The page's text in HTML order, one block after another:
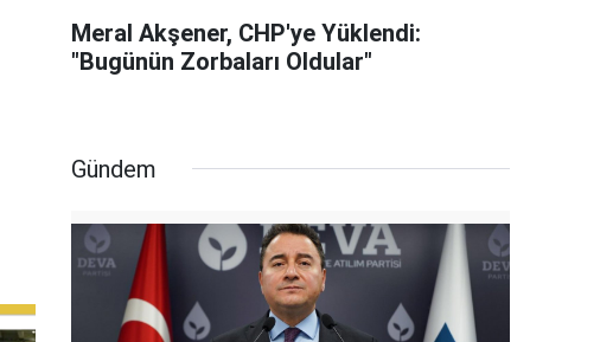
Meral Akşener, CHP'ye Yüklendi:
"Bugünün Zorbaları Oldular"
Gündem